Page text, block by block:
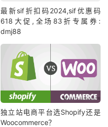
最新sif折扣码2024,sif优惠码
618大促,全场83折专属券:
dmj88
独立站电商平台选Shopify还是
Woocommerce？